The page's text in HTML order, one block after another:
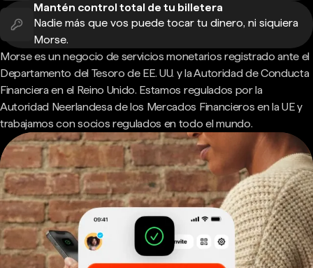
Mantén control total de tu billetera
Nadie más que vos puede tocar tu dinero, ni siquiera
Morse.
Morse es un negocio de servicios monetarios registrado ante el
Departamento del Tesoro de EE. UU. y la Autoridad de Conducta
Financiera en el Reino Unido. Estamos regulados por la
Autoridad Neerlandesa de los Mercados Financieros en la UE y
trabajamos con socios regulados en todo el mundo.